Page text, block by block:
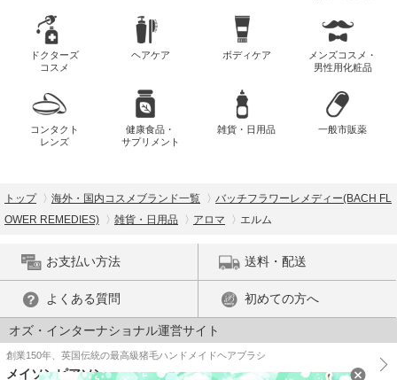
ドクターズ
コスメ
ヘアケア ボディケア
メンズコスメ・
男性用化粧品
コンタクト
レンズ
健康食品・
サプリメント
雑貨・日用品 一般市販薬
トップ 海外・国内コスメブランド一覧
バッチフラワーレメディー(BACH FL
OWER REMEDIES)
雑貨・日用品 アロマ エルム
お支払い方法 送料・配送
よくある質問 初めての方へ
オズ・インターナショナル運営サイト
創業150年、英国伝統の最高級猪毛ハンドメイドヘアブラシ
メイソンピアソン